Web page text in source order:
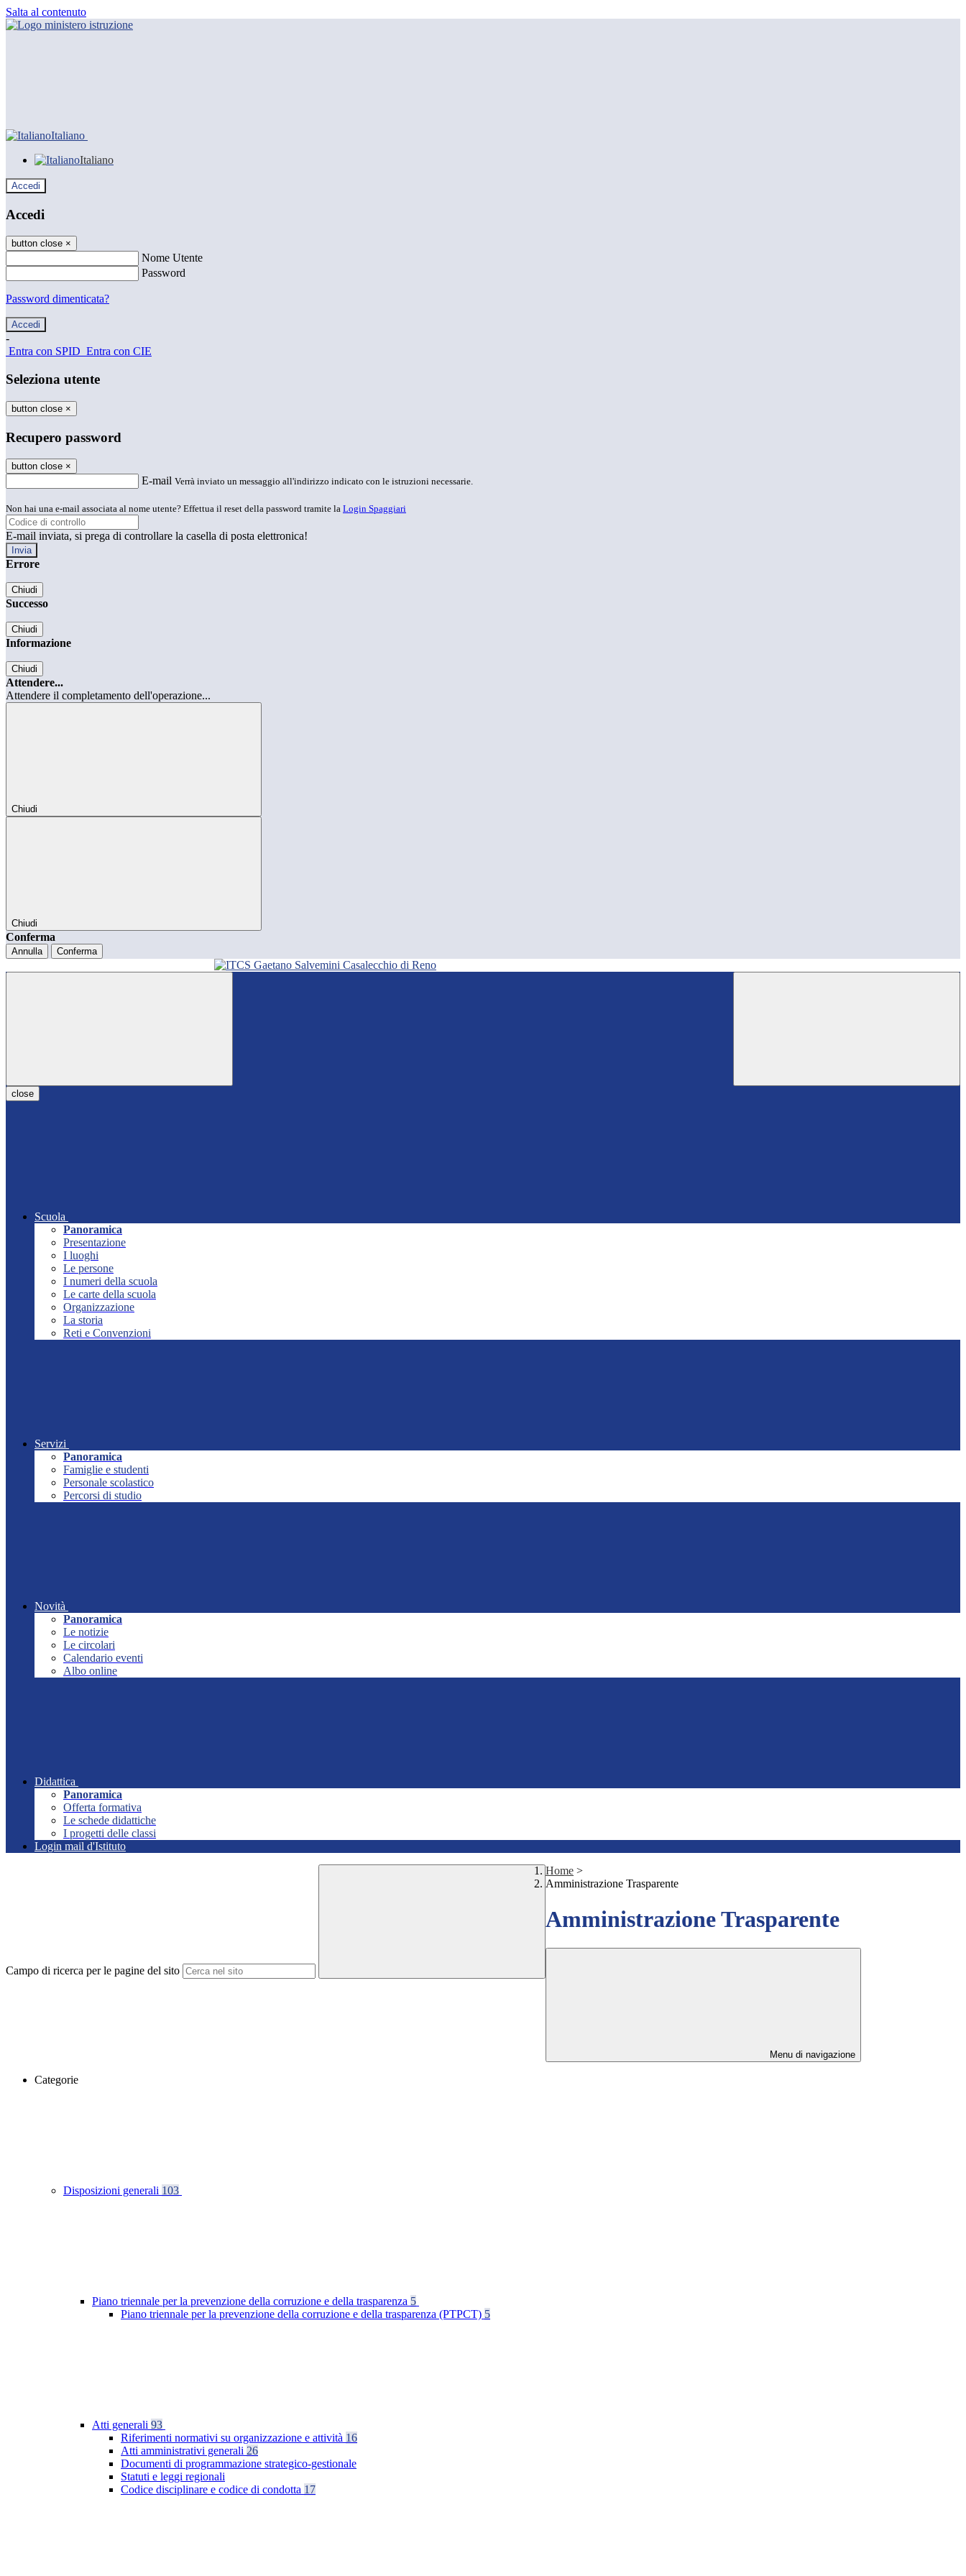
Salta al contenuto
Italiano
Italiano
Accedi
Accedi
button close ×
Nome Utente
Password
Password dimenticata?
-
Entra con SPID Entra con CIE
Seleziona utente
button close ×
Recupero password
button close ×
E-mail Verrà inviato un messaggio all'indirizzo indicato con le istruzioni necessarie.
Non hai una e-mail associata al nome utente? Effettua il reset della password tramite la Login Spaggiari
E-mail inviata, si prega di controllare la casella di posta elettronica!
Errore
Chiudi
Successo
Chiudi
Informazione
Chiudi
Attendere...
Attendere il completamento dell'operazione...
Chiudi
Chiudi
Conferma
Annulla Conferma
close
Scuola
Panoramica
Presentazione
I luoghi
Le persone
I numeri della scuola
Le carte della scuola
Organizzazione
La storia
Reti e Convenzioni
Servizi
Panoramica
Famiglie e studenti
Personale scolastico
Percorsi di studio
Novità
Panoramica
Le notizie
Le circolari
Calendario eventi
Albo online
Didattica
Panoramica
Offerta formativa
Le schede didattiche
I progetti delle classi
Login mail d'Istituto
Campo di ricerca per le pagine del sito
Home >
Amministrazione Trasparente
Amministrazione Trasparente
Menu di navigazione
Categorie
Disposizioni generali 103
Piano triennale per la prevenzione della corruzione e della trasparenza 5
Piano triennale per la prevenzione della corruzione e della trasparenza (PTPCT) 5
Atti generali 93
Riferimenti normativi su organizzazione e attività 16
Atti amministrativi generali 26
Documenti di programmazione strategico-gestionale
Statuti e leggi regionali
Codice disciplinare e codice di condotta 17